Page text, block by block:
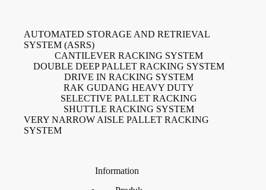
AUTOMATED STORAGE AND RETRIEVAL
SYSTEM (ASRS)
CANTILEVER RACKING SYSTEM
DOUBLE DEEP PALLET RACKING SYSTEM
DRIVE IN RACKING SYSTEM
RAK GUDANG HEAVY DUTY
SELECTIVE PALLET RACKING
SHUTTLE RACKING SYSTEM
VERY NARROW AISLE PALLET RACKING
SYSTEM
Information